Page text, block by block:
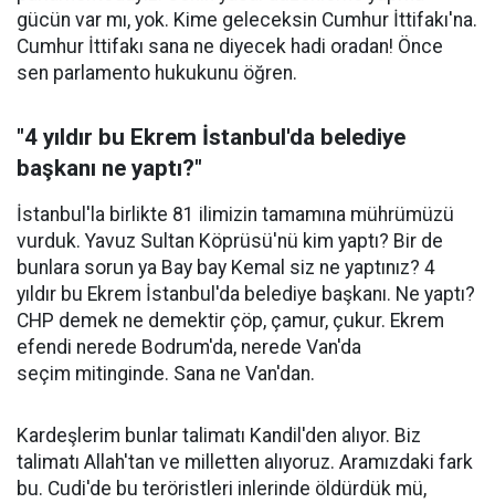
gücün var mı, yok. Kime geleceksin Cumhur İttifakı'na.
Cumhur İttifakı sana ne diyecek hadi oradan! Önce
sen parlamento hukukunu öğren.
"4 yıldır bu Ekrem İstanbul'da belediye
başkanı ne yaptı?"
İstanbul'la birlikte 81 ilimizin tamamına mührümüzü
vurduk. Yavuz Sultan Köprüsü'nü kim yaptı? Bir de
bunlara sorun ya Bay bay Kemal siz ne yaptınız? 4
yıldır bu Ekrem İstanbul'da belediye başkanı. Ne yaptı?
CHP demek ne demektir çöp, çamur, çukur. Ekrem
efendi nerede Bodrum'da, nerede Van'da
seçim mitinginde. Sana ne Van'dan.
Kardeşlerim bunlar talimatı Kandil'den alıyor. Biz
talimatı Allah'tan ve milletten alıyoruz. Aramızdaki fark
bu. Cudi'de bu teröristleri inlerinde öldürdük mü,